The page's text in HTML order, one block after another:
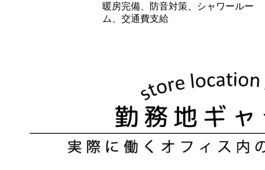
暖房完備、防音対策、シャワールー
ム、交通費支給